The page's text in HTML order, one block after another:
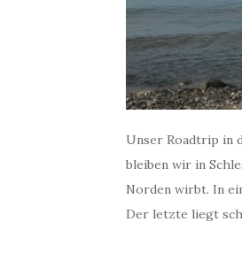
Unser Roadtrip in
bleiben wir in
Norden wirbt. In
Der letzte liegt